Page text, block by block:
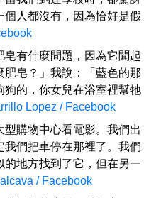
人都沒有，因為恰好是假
有什麼問題，因為它聞起
皂？」我說：「藍色的那
的，你女兒在浴室裡幫牠
Lopez / Facebook
購物中心看電影。我們出
們把車停在那裡了。我們
地方找到了它，但在另一
/ Facebook